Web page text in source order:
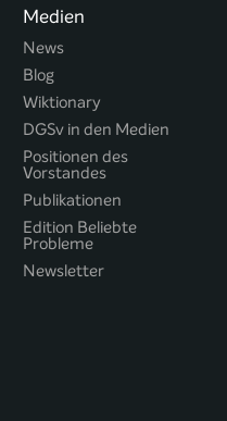
Medien
News
Blog
Wiktionary
DGSv in den Medien
Positionen des
Vorstandes
Publikationen
Edition Beliebte
Probleme
Newsletter